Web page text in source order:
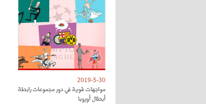
2019-5-30
مواجهات قوية في دور مجموعات رابطة
أبطال أوروبا